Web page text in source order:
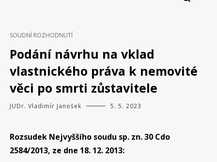
SOUDNÍ ROZHODNUTÍ
Podání návrhu na vklad
vlastnického práva k nemovité
věci po smrti zůstavitele
JUDr. Vladimír Janošek 5. 5. 2023
Rozsudek Nejvyššího soudu sp. zn. 30 Cdo
2584/2013, ze dne 18. 12. 2013: